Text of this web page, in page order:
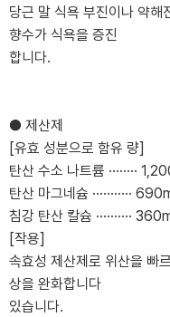
당근 말 식욕 부진이나 약해
향수가 식욕을 증진
합니다.
● 제산제
[유효 성분으로 함유 량]
탄산 수소 나트륨 ········
탄산 마그네슘 ···········
침강 탄산 칼슘 ··········
[작용]
속효성 제산제로 위산을 빠
상을 완화합니다
있습니다.